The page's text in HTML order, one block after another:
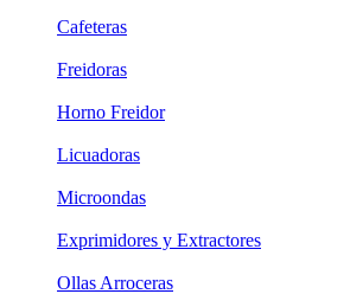
Cafeteras
Freidoras
Horno Freidor
Licuadoras
Microondas
Exprimidores y Extractores
Ollas Arroceras